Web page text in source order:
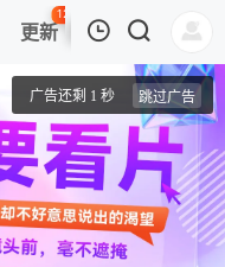
更新
126
热榜 APP
第01集